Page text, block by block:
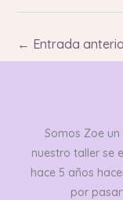
← Entrada
Somos Zoe
nuestro taller se
hace 5 años
por